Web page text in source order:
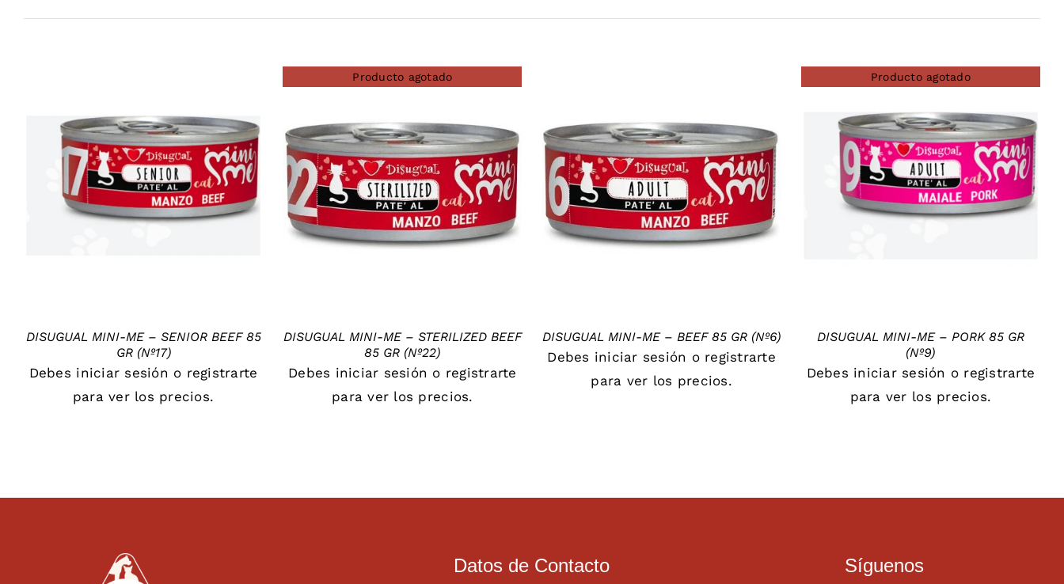
DETAILS
DISUGUAL MINI-ME – SENIOR BEEF 85
GR (Nº17)
Debes iniciar sesión o registrarte
para ver los precios.
Producto agotado
DETAILS
DISUGUAL MINI-ME – STERILIZED BEEF
85 GR (Nº22)
Debes iniciar sesión o registrarte
para ver los precios.
DETAILS
DISUGUAL MINI-ME – BEEF 85 GR (Nº6)
Debes iniciar sesión o registrarte
para ver los precios.
Producto agotado
DETAILS
DISUGUAL MINI-ME – PORK 85 GR
(Nº9)
Debes iniciar sesión o registrarte
para ver los precios.
Datos de Contacto Síguenos